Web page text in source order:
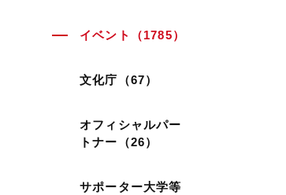
イベント（1785）
文化庁（67）
オフィシャルパー
トナー（26）
サポーター大学等